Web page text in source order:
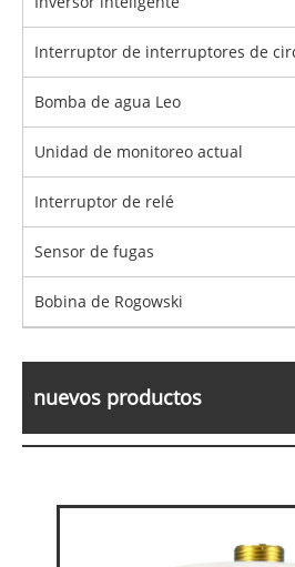
Interruptor de interruptores de
Bomba de agua Leo
Unidad de monitoreo actual
Interruptor de relé
Sensor de fugas
Bobina de Rogowski
nuevos productos